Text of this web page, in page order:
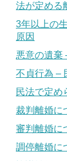
法が定める
3年以上の
原因
悪意の遺棄
不貞行為 –
民法で定め
裁判離婚に
審判離婚に
調停離婚に